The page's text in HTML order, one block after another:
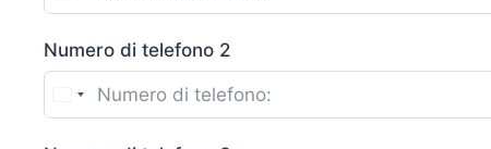
Numero di telefono 2